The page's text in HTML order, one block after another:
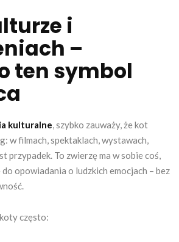
i
–
ten symbol
kulturalne , szybko zauważy, że kot
w filmach, spektaklach, wystawach,
przypadek. To zwierzę ma w sobie coś,
opowiadania o ludzkich emocjach – bez
często: